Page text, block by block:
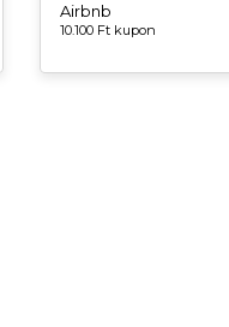
Airbnb
10.100 Ft kupon